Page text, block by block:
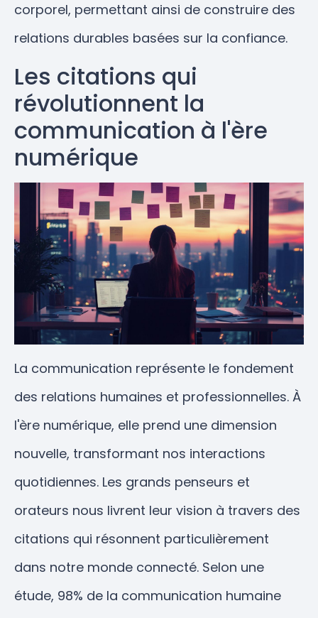
corporel, permettant ainsi de construire des
relations durables basées sur la confiance.
Les citations qui
révolutionnent la
communication à l'ère
numérique
La communication représente le fondement
des relations humaines et professionnelles. À
l'ère numérique, elle prend une dimension
nouvelle, transformant nos interactions
quotidiennes. Les grands penseurs et
orateurs nous livrent leur vision à travers des
citations qui résonnent particulièrement
dans notre monde connecté. Selon une
étude, 98% de la communication humaine